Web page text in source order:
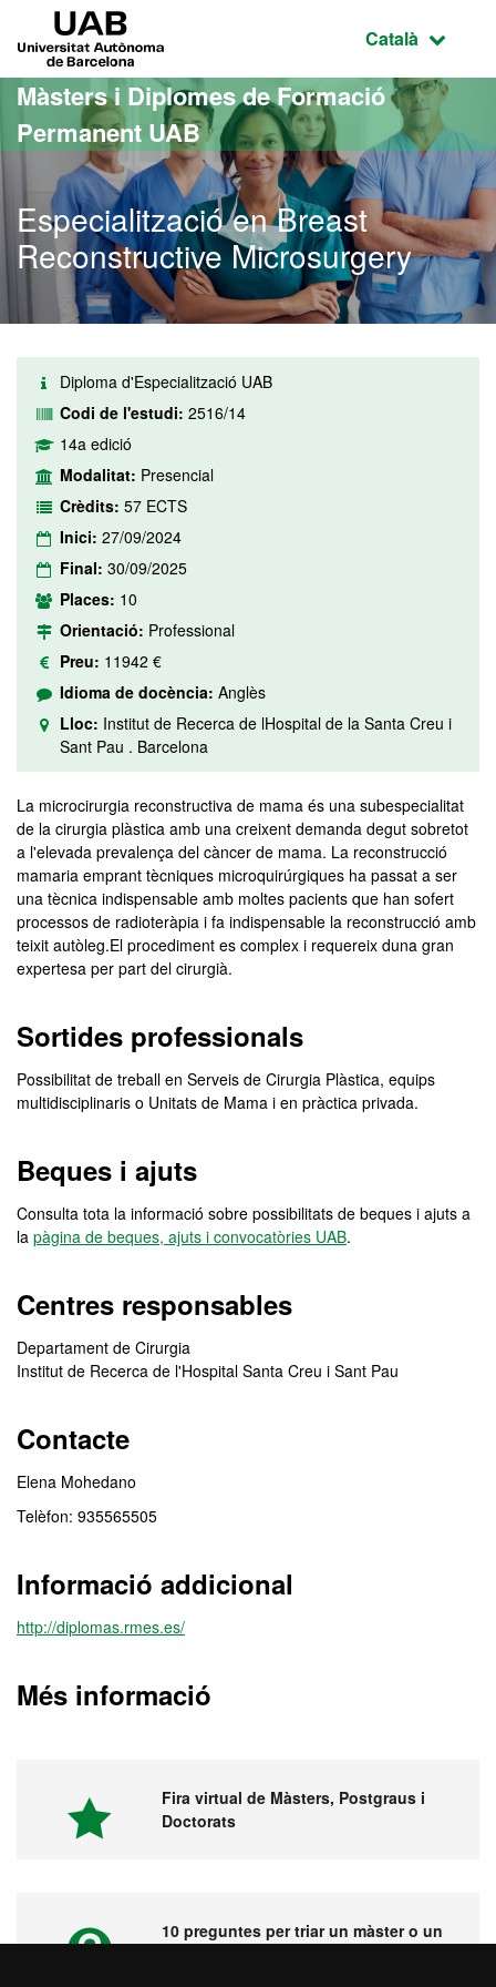
Ves al contingut principal
Ves a la navegació de la pàgina
Idioma
Català
Màsters i Diplomes de Formació
Permanent UAB
Especialització en Breast
Reconstructive Microsurgery
Diploma d'Especialització UAB
Codi de l'estudi: 2516/14
14a edició
Modalitat: Presencial
Crèdits: 57 ECTS
Inici: 27/09/2024
Final: 30/09/2025
Places: 10
Orientació: Professional
Preu: 11942 €
Idioma de docència: Anglès
Lloc: Institut de Recerca de lHospital de la Santa Creu i
Sant Pau . Barcelona
La microcirurgia reconstructiva de mama és una subespecialitat
de la cirurgia plàstica amb una creixent demanda degut sobretot
a l'elevada prevalença del càncer de mama. La reconstrucció
mamaria emprant tècniques microquirúrgiques ha passat a ser
una tècnica indispensable amb moltes pacients que han sofert
processos de radioteràpia i fa indispensable la reconstrucció amb
teixit autòleg.El procediment es complex i requereix duna gran
expertesa per part del cirurgià.
Sortides professionals
Possibilitat de treball en Serveis de Cirurgia Plàstica, equips
multidisciplinaris o Unitats de Mama i en pràctica privada.
Beques i ajuts
Consulta tota la informació sobre possibilitats de beques i ajuts a
la pàgina de beques, ajuts i convocatòries UAB.
Centres responsables
Departament de Cirurgia
Institut de Recerca de l'Hospital Santa Creu i Sant Pau
Contacte
Elena Mohedano
Telèfon: 935565505
Informació addicional
http://diplomas.rmes.es/
Més informació
Fira virtual de Màsters, Postgraus i
Doctorats
10 preguntes per triar un màster o un